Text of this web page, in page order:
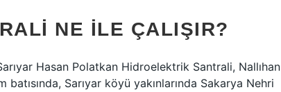
NE ILE ÇALIŞIR?
Hasan Polatkan Hidroelektrik Santrali, Nallıhan
Sarıyar köyü yakınlarında Sakarya Nehri